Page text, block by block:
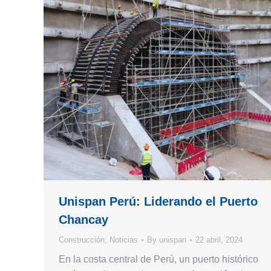
Unispan Perú: Liderando el Puerto
Chancay
Construcción, Noticias By unispan 22 abril, 2024
En la costa central de Perú, un puerto histórico